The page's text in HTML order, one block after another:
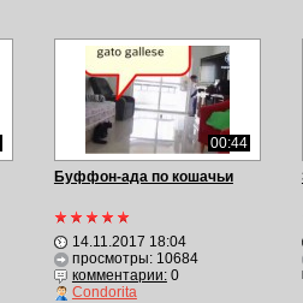
00:44
Буффон-ада по кошачьи
14.11.2017 18:04
просмотры: 10684
комментарии:0
Condorita